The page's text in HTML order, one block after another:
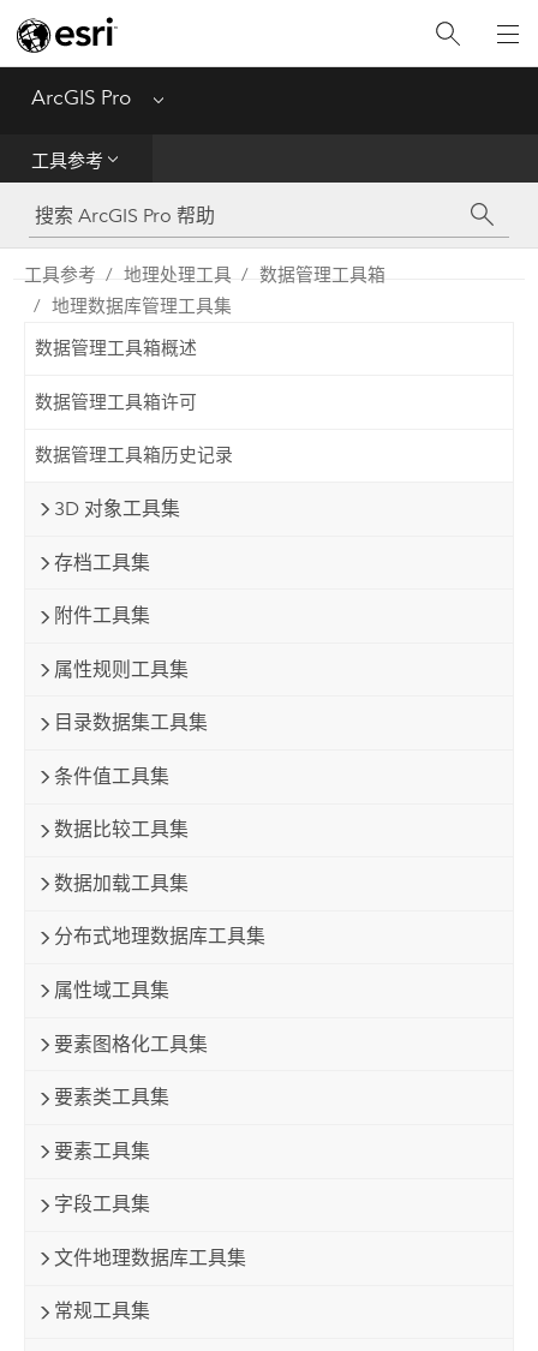
ArcGIS Pro Menu
工具参考
工具参考
Python
SDK
工具参考 地理处理工具
数据管理工具箱
地理数据库管理工具集
数据管理工具箱概述
数据管理工具箱许可
数据管理工具箱历史记录
3D 对象工具集
存档工具集
附件工具集
属性规则工具集
目录数据集工具集
条件值工具集
数据比较工具集
数据加载工具集
分布式地理数据库工具集
属性域工具集
要素图格化工具集
要素类工具集
要素工具集
字段工具集
文件地理数据库工具集
常规工具集